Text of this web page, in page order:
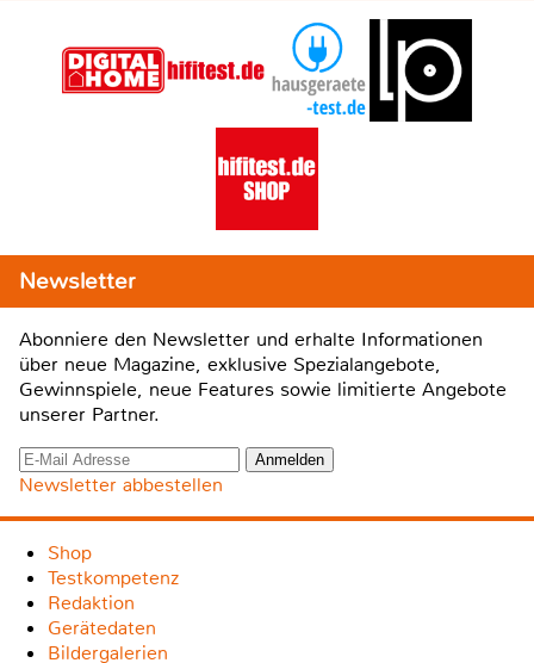
Newsletter
Abonniere den Newsletter und erhalte Informationen
über neue Magazine, exklusive Spezialangebote,
Gewinnspiele, neue Features sowie limitierte Angebote
unserer Partner.
Newsletter abbestellen
Shop
Testkompetenz
Redaktion
Gerätedaten
Bildergalerien